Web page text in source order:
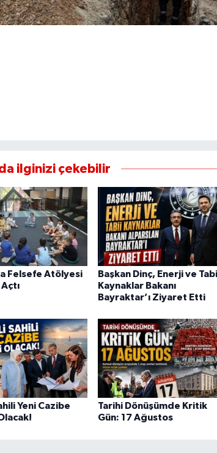
ilginizi çekebilir
Felsefe Atölyesi
Açtı
Başkan Dinç, Enerji ve
Kaynaklar Bakanı
Bayraktar’ı Ziyaret Etti
Yeni Cazibe
Tarihi Dönüşümde Kritik
Gün: 17 Ağustos